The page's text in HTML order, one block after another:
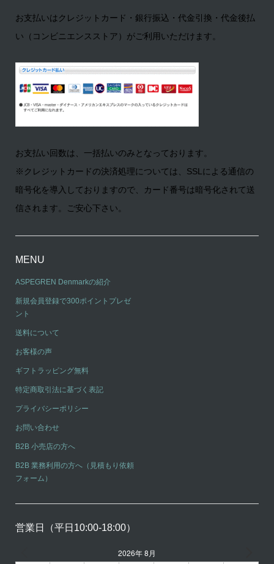
お支払いはクレジットカード・銀行振込・代金引換・代金後払
い（コンビニエンスストア）がご利用いただけます。
お支払い回数は、一括払いのみとなっております。
※クレジットカードの決済処理については、SSLによる通信の
暗号化を導入しておりますので、カード番号は暗号化されて送
信されます。ご安心下さい。
MENU
ASPEGREN Denmarkの紹介
新規会員登録で300ポイントプレゼ
ント
送料について
お客様の声
ギフトラッピング無料
特定商取引法に基づく表記
プライバシーポリシー
お問い合わせ
B2B 小売店の方へ
B2B 業務利用の方へ（見積もり依頼
フォーム）
営業日（平日10:00-18:00）
2026年 8月